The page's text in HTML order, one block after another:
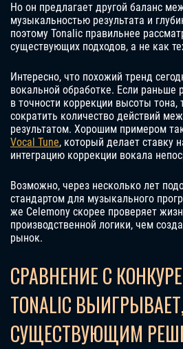
Но он предлагает другой баланс
музыкальностью результата и
поэтому Tonalic правильнее
существующих подходов, а не как
Интересно, что похожий тренд
вокальной обработке. Если раньше
в точности коррекции высоты
сократить количество действий
результатом. Хорошим примером
Vocal Tune, который делает ставку
интеграцию коррекции вокала
Возможно, через несколько лет
стандартом для музыкального
же Celemony скорее проверяет
производственной логики, чем
рынок.
СРАВНЕНИЕ С
TONALIC
СУЩЕСТВУЮЩИМ